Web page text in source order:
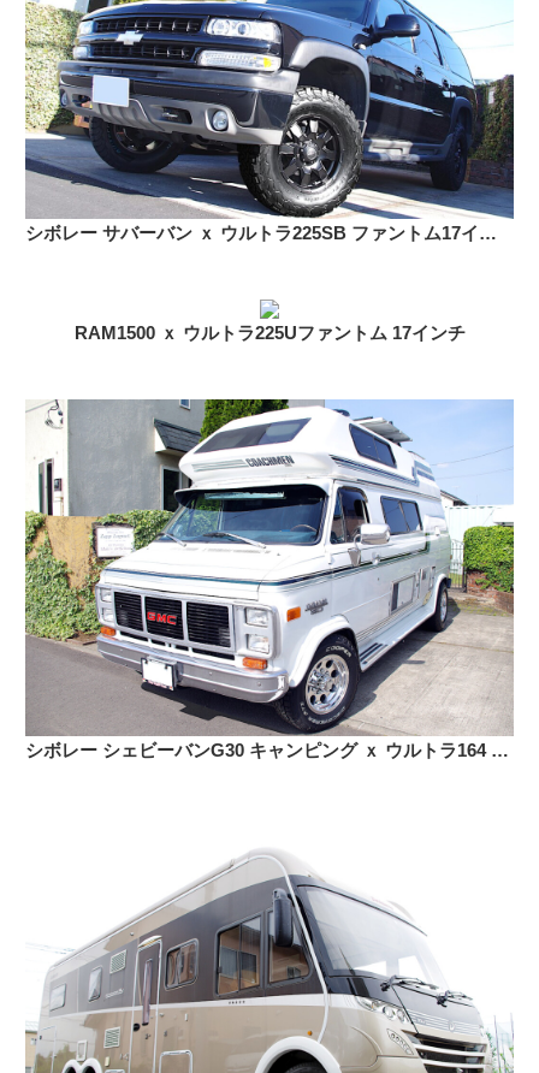
シボレー サバーバン ｘ ウルトラ225SB ファントム17インチ
RAM1500 ｘ ウルトラ225Uファントム 17インチ
シボレー シェビーバンG30 キャンピング ｘ ウルトラ164 ポリッシュ 16インチ